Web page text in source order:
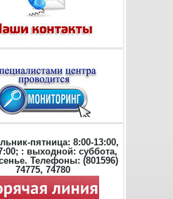
пятница: 8:00-13:00,
: выходной: суббота,
Телефоны: (801596)
74775, 74780